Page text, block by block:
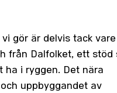
gör är delvis tack
från Dalfolket, ett stöd
ha i ryggen. Det nära
uppbyggandet av